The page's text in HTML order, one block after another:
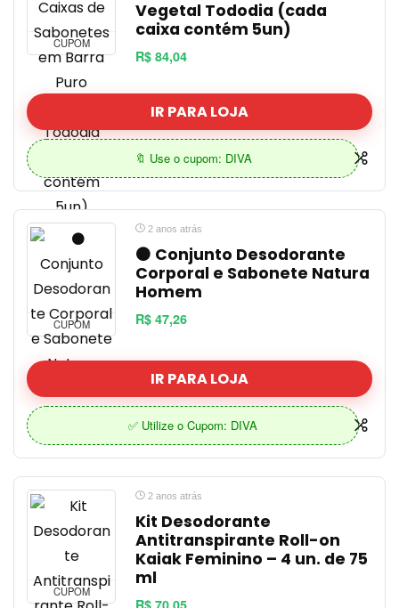
CUPOM
Vegetal Tododia (cada
caixa contém 5un)
R$ 84,04
IR PARA LOJA
🔖 Use o cupom: DIVA
CUPOM
2 anos atrás
⚫ Conjunto Desodorante
Corporal e Sabonete Natura
Homem
R$ 47,26
IR PARA LOJA
✅ Utilize o Cupom: DIVA
CUPOM
2 anos atrás
Kit Desodorante
Antitranspirante Roll-on
Kaiak Feminino – 4 un. de 75
ml
R$ 70,05